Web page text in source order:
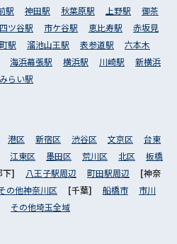
駅 神田駅 秋葉原駅 上野駅
御茶
四ツ谷駅 市ケ谷駅 恵比寿駅
赤坂見
駅 溜池山王駅 表参道駅
六本木
海浜幕張駅 横浜駅 川崎駅
新横浜
らい駅
港区 新宿区 渋谷区 文京区
台東
江東区 墨田区 荒川区 北区
板橋
下] 八王子駅周辺 町田駅周辺
[神奈
の他神奈川区 [千葉] 船橋市
市川
その他埼玉全域